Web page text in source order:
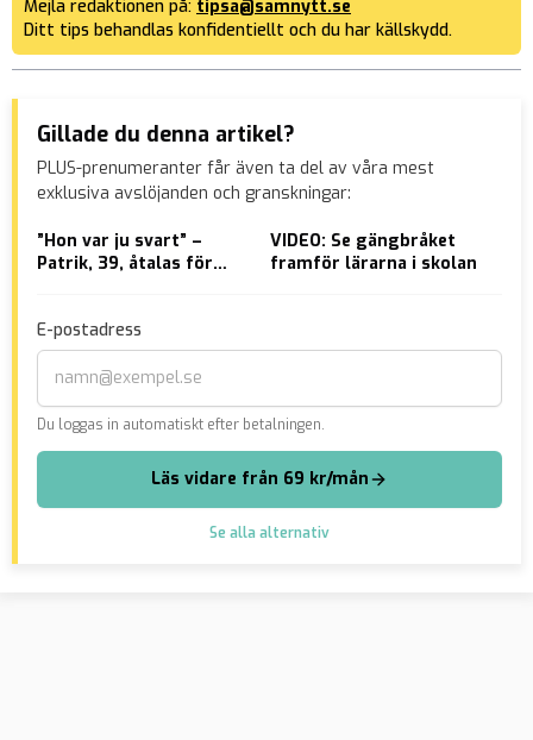
Mejla redaktionen på: tipsa@samnytt.se
Ditt tips behandlas konfidentiellt och du har källskydd.
Gillade du denna artikel?
PLUS-prenumeranter får även ta del av våra mest
exklusiva avslöjanden och granskningar:
”Hon var ju svart” –
Patrik, 39, åtalas för
VIDEO: Se gängbråket
framför lärarna i skolan
E-postadress
Du loggas in automatiskt efter betalningen.
Läs vidare från 69 kr/mån
Se alla alternativ